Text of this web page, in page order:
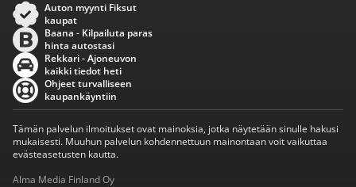
Auton myynti Fiksut
kaupat
Baana - Kilpailuta paras
hinta autostasi
Rekkari - Ajoneuvon
kaikki tiedot heti
Ohjeet turvalliseen
kaupankäyntiin
Tämän palvelun ilmoitukset ovat mainoksia, jotka näytetään sinulle hakusi
mukaisesti. Muuhun palvelun kohdennettuun mainontaan voit vaikuttaa
evästeasetusten kautta.
Alma Media Finland Oy